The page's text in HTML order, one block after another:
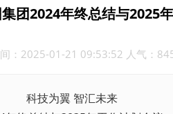
团2024年终总结与2025
：2025-01-21 09:53:52 人气：
科技为翼 智汇未来